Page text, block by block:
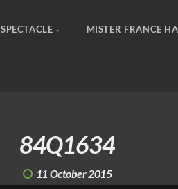
SPECTACLE MISTER FRANCE
84Q1634
11 October 2015